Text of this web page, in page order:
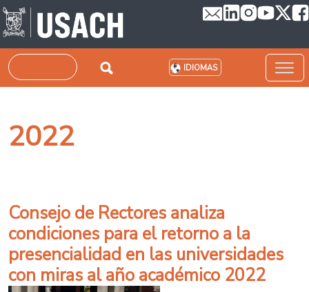
Pasar al contenido principal
Buscar IDIOMAS
2022
Consejo de Rectores analiza
condiciones para el retorno a la
presencialidad en las universidades
con miras al año académico 2022